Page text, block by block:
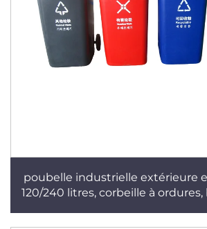
poubelle industrielle extérieure
120/240 litres, corbeille à